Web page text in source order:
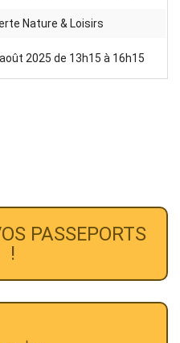
Nature & Loisirs
2025 de 13h15 à 16h15
PASSEPORTS
!